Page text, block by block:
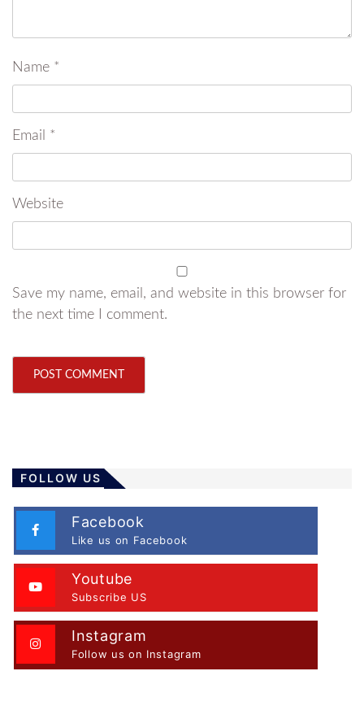
Name *
Email *
Website
Save my name, email, and website in this browser for
the next time I comment.
FOLLOW US
Facebook
Like us on Facebook
Youtube
Subscribe US
Instagram
Follow us on Instagram